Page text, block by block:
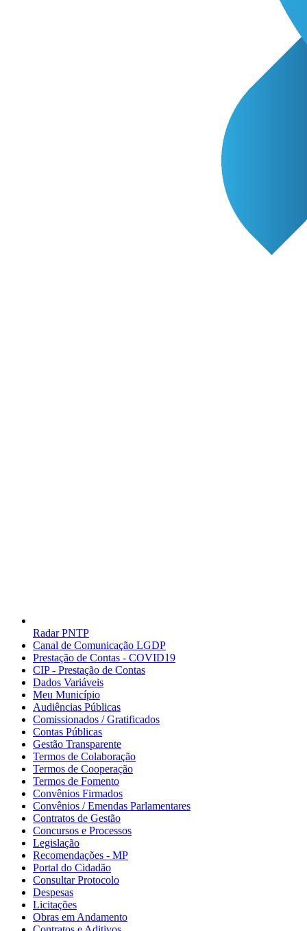
Radar PNTP
Canal de Comunicação LGDP
Prestação de Contas - COVID19
CIP - Prestação de Contas
Dados Variáveis
Meu Município
Audiências Públicas
Comissionados / Gratificados
Contas Públicas
Gestão Transparente
Termos de Colaboração
Termos de Cooperação
Termos de Fomento
Convênios Firmados
Convênios / Emendas Parlamentares
Contratos de Gestão
Concursos e Processos
Legislação
Recomendações - MP
Portal do Cidadão
Consultar Protocolo
Despesas
Licitações
Obras em Andamento